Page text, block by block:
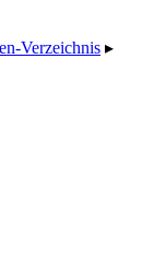
Verzeichnis ▸